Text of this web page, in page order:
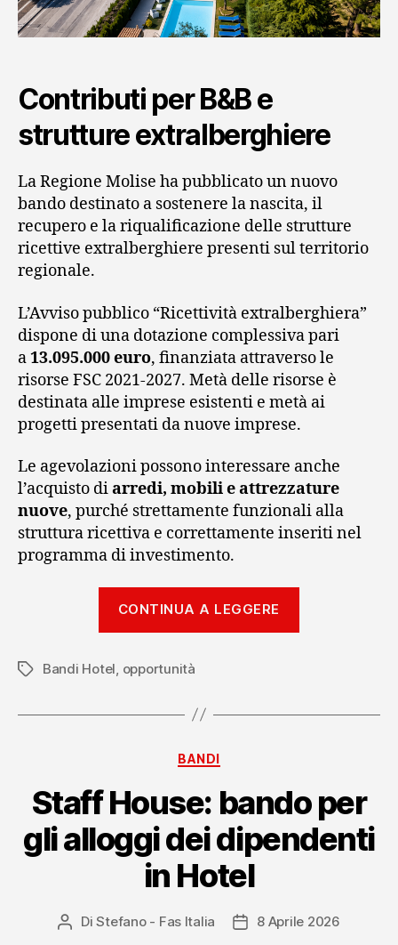
Contributi per B&B e
strutture extralberghiere
La Regione Molise ha pubblicato un nuovo
bando destinato a sostenere la nascita, il
recupero e la riqualificazione delle strutture
ricettive extralberghiere presenti sul territorio
regionale.
L’Avviso pubblico “Ricettività extralberghiera”
dispone di una dotazione complessiva pari
a13.095.000 euro, finanziata attraverso le
risorse FSC 2021-2027. Metà delle risorse è
destinata alle imprese esistenti e metà ai
progetti presentati da nuove imprese.
Le agevolazioni possono interessare anche
l’acquisto diarredi, mobili e attrezzature
nuove, purché strettamente funzionali alla
struttura ricettiva e correttamente inseriti nel
programma di investimento.
CONTINUA A LEGGERE
Tag Bandi Hotel, opportunità
Categorie
BANDI
Staff House: bando per
gli alloggi dei dipendenti
in Hotel
Autore
DiStefano - Fas Italia
Data8 Aprile 2026